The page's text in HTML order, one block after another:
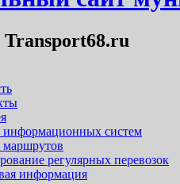
Transport68.ru
информационных систем
маршрутов
регулярных перевозок
информация